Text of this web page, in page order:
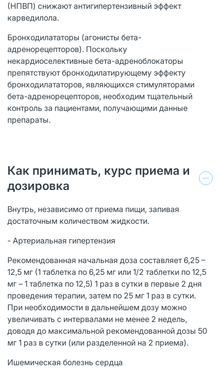
(НПВП) снижают антигипертензивный эффект
карведилола.
Бронходилататоры (агонисты бета-
адренорецепторов). Поскольку
некардиоселективные бета-адреноблокаторы
препятствуют бронходилатирующему эффекту
бронходилататоров, являющихся стимуляторами
бета-адренорецепторов, необходим тщательный
контроль за пациентами, получающими данные
препараты.
Как принимать, курс приема и
дозировка
Внутрь, независимо от приема пищи, запивая
достаточным количеством жидкости.
- Артериальная гипертензия
Рекомендованная начальная доза составляет 6,25 –
12,5 мг (1 таблетка по 6,25 мг или 1/2 таблетки по 12,5
мг – 1 таблетка по 12,5) 1 раз в сутки в первые 2 дня
проведения терапии, затем по 25 мг 1 раз в сутки.
При необходимости в дальнейшем дозу можно
увеличивать с интервалами не менее 2 недель,
доводя до максимальной рекомендованной дозы 50
мг 1 раз в сутки (или разделенной на 2 приема).
Ишемическая болезнь сердца